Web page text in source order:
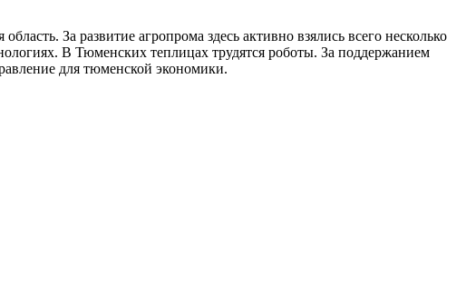
За развитие агропрома здесь активно взялись всего несколько
В Тюменских теплицах трудятся роботы. За поддержанием
для тюменской экономики.